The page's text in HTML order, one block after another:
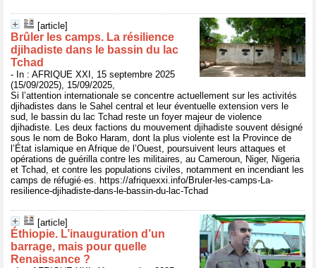
[article]
Brûler les camps. La résilience
djihadiste dans le bassin du lac
Tchad
- In : AFRIQUE XXI, 15 septembre 2025
(15/09/2025), 15/09/2025,
Si l’attention internationale se concentre actuellement sur les activités
djihadistes dans le Sahel central et leur éventuelle extension vers le
sud, le bassin du lac Tchad reste un foyer majeur de violence
djihadiste. Les deux factions du mouvement djihadiste souvent désigné
sous le nom de Boko Haram, dont la plus violente est la Province de
l’État islamique en Afrique de l’Ouest, poursuivent leurs attaques et
opérations de guérilla contre les militaires, au Cameroun, Niger, Nigeria
et Tchad, et contre les populations civiles, notamment en incendiant les
camps de réfugié·es. https://afriquexxi.info/Bruler-les-camps-La-
resilience-djihadiste-dans-le-bassin-du-lac-Tchad
[article]
Éthiopie. L’inauguration d’un
barrage, mais pour quelle
Renaissance ?